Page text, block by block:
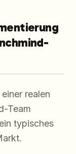
realen
Team
typisches